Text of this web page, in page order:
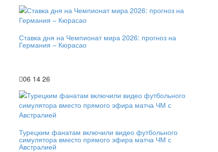
Ставка дня на Чемпионат мира 2026: прогноз на
Германия – Кюрасао
06 14 26
Турецким фанатам включили видео футбольного
симулятора вместо прямого эфира матча ЧМ с
Австралией